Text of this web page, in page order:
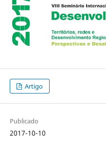
Artigo
Publicado
2017-10-10